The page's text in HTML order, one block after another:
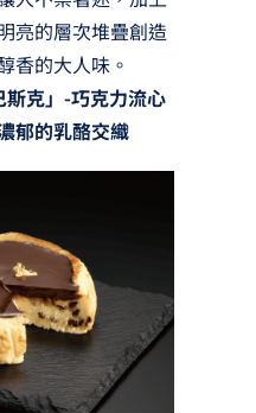
亮的層次堆疊創造
香的大人味。
克」-巧克力流心
郁的乳酪交織